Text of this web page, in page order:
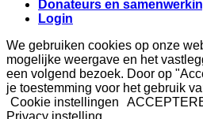
Donateurs en
Login
We gebruiken cookies op onze
mogelijke weergave en het
een volgend bezoek. Door op
je toestemming voor het gebruik
Cookie instellingen